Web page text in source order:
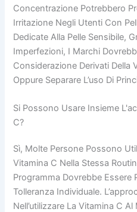
Concentrazione Potrebbero
Irritazione Negli Utenti Con
Dedicate Alla Pelle Sensibile,
Imperfezioni, I Marchi
Considerazione Derivati Della
Oppure Separare L’uso Di
Si Possono Usare Insieme
C?
Sì, Molte Persone Possono
Vitamina C Nella Stessa
Programma Dovrebbe Essere
Tolleranza Individuale.
Nell’utilizzare La Vitamina C